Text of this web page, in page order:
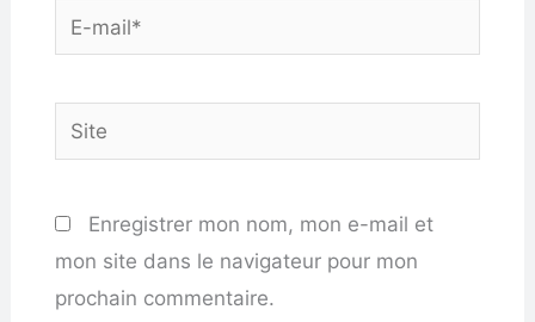
E-
mail*
Site
Enregistrer mon nom, mon e-mail et
mon site dans le navigateur pour mon
prochain commentaire.